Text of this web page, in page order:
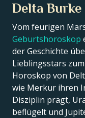
Delta Burke
Vom feurigen
Geburtshoroskop
der Geschichte
Lieblingsstars zum
Horoskop von
wie Merkur ihren
Disziplin prägt,
beflügelt und